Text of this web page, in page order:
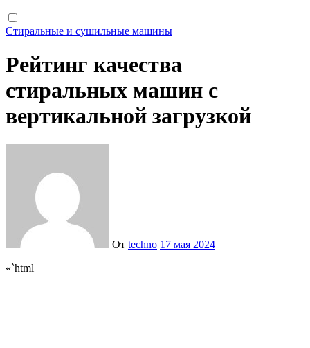
Стиральные и сушильные машины
Рейтинг качества
стиральных машин с
вертикальной загрузкой
От techno 17 мая 2024
«`html